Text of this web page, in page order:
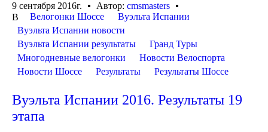
9 сентября 2016г.
Автор: cmsmasters
В
Велогонки Шоссе
Вуэльта Испании
Вуэльта Испании новости
Вуэльта Испании результаты
Гранд Туры
Многодневные велогонки
Новости Велоспорта
Новости Шоссе
Результаты Результаты Шоссе
Вуэльта Испании 2016. Результаты 19
этапа